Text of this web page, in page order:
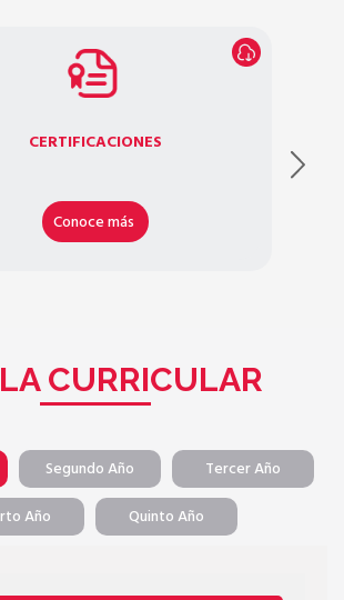
CERTIFICACIONES
Conoce más
CURRICULAR
Segundo Año
Tercer Año
Año
Quinto Año